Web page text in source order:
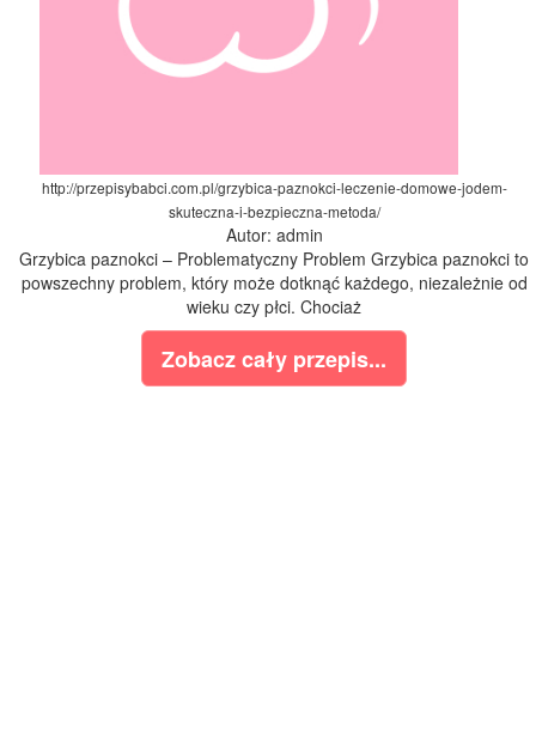
http://przepisybabci.com.pl/grzybica-paznokci-leczenie-domowe-jodem-
skuteczna-i-bezpieczna-metoda/
Autor: admin
Grzybica paznokci – Problematyczny Problem Grzybica paznokci to
powszechny problem, który może dotknąć każdego, niezależnie od
wieku czy płci. Chociaż
Zobacz cały przepis...